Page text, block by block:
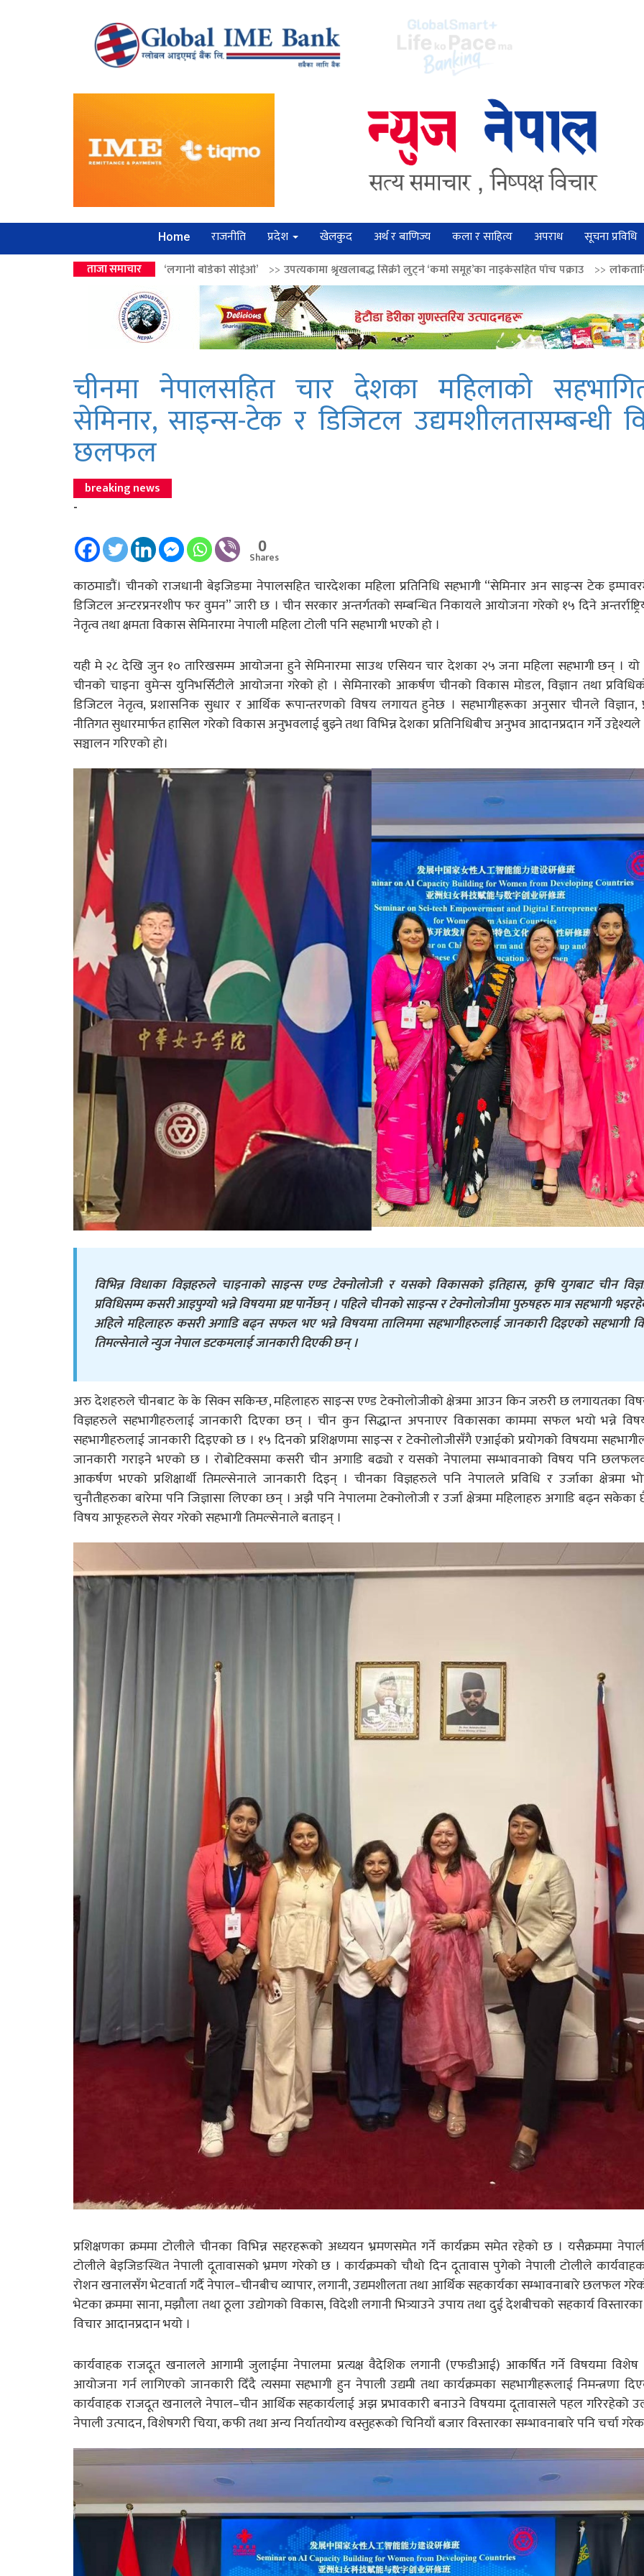
Home राजनीति प्रदेश खेलकुद अर्थ र बाणिज्य कला र साहित्य अपराध सूचना प्रविधि
ताजा समाचार
‘लगानी बोर्डको सीईओ’ >> उपत्यकामा श्रृंखलाबद्ध सिक्री लुट्ने ‘कर्मा समूह’का नाइकेसहित पाँच पक्राउ >>लोकतान्त्रिक मूल्य सुदृढ बनाउन अग्रज
चीनमा नेपालसहित चार देशका महिलाको
सेमिनार, साइन्स-टेक र डिजिटल उद्यमशीलतासम्बन्धी
छलफल
breaking news
-
0
Shares
काठमाडौं। चीनको राजधानी बेइजिङमा नेपालसहित चारदेशका महिला प्रतिनिधि सहभागी “सेमिनार अन साइन्स टेक
डिजिटल अन्टरप्रनरशीप फर वुमन” जारी छ । चीन सरकार अन्तर्गतको सम्बन्धित निकायले आयोजना गरेको १५ दिने
नेतृत्व तथा क्षमता विकास सेमिनारमा नेपाली महिला टोली पनि सहभागी भएको हो ।
यही मे २८ देखि जुन १० तारिखसम्म आयोजना हुने सेमिनारमा साउथ एसियन चार देशका २५ जना महिला सहभागी छन् । यो
चीनको चाइना वुमेन्स युनिभर्सिटीले आयोजना गरेको हो । सेमिनारको आकर्षण चीनको विकास मोडल, विज्ञान तथा
डिजिटल नेतृत्व, प्रशासनिक सुधार र आर्थिक रूपान्तरणको विषय लगायत हुनेछ । सहभागीहरूका अनुसार चीनले विज्ञान,
नीतिगत सुधारमार्फत हासिल गरेको विकास अनुभवलाई बुझ्ने तथा विभिन्न देशका प्रतिनिधिबीच अनुभव आदानप्रदान गर्ने उद्देश्यले
सञ्चालन गरिएको हो।
विभिन्न विधाका विज्ञहरुले चाइनाको साइन्स एण्ड टेक्नोलोजी र यसको विकासको इतिहास, कृषि युगबाट चीन
प्रविधिसम्म कसरी आइपुग्यो भन्ने विषयमा प्रष्ट पार्नेछन् । पहिले चीनको साइन्स र टेक्नोलोजीमा पुरुषहरु मात्र सहभागी
अहिले महिलाहरु कसरी अगाडि बढ्न सफल भए भन्ने विषयमा तालिममा सहभागीहरुलाई जानकारी दिइएको सहभागी
तिमल्सेनाले न्युज नेपाल डटकमलाई जानकारी दिएकी छन् ।
अरु देशहरुले चीनबाट के के सिक्न सकिन्छ, महिलाहरु साइन्स एण्ड टेक्नोलोजीको क्षेत्रमा आउन किन जरुरी छ लगायतका
विज्ञहरुले सहभागीहरुलाई जानकारी दिएका छन् । चीन कुन सिद्धान्त अपनाएर विकासका काममा सफल भयो भन्ने
सहभागीहरुलाई जानकारी दिइएको छ । १५ दिनको प्रशिक्षणमा साइन्स र टेक्नोलोजीसँगै एआईको प्रयोगको विषयमा
जानकारी गराइने भएको छ । रोबोटिक्समा कसरी चीन अगाडि बढ्यो र यसको नेपालमा सम्भावनाको विषय पनि
आकर्षण भएको प्रशिक्षार्थी तिमल्सेनाले जानकारी दिइन् । चीनका विज्ञहरुले पनि नेपालले प्रविधि र उर्जाका क्षेत्रमा
चुनौतीहरुका बारेमा पनि जिज्ञासा लिएका छन् । अझै पनि नेपालमा टेक्नोलोजी र उर्जा क्षेत्रमा महिलाहरु अगाडि बढ्न सकेका
विषय आफूहरुले सेयर गरेको सहभागी तिमल्सेनाले बताइन् ।
प्रशिक्षणका क्रममा टोलीले चीनका विभिन्न सहरहरूको अध्ययन भ्रमणसमेत गर्ने कार्यक्रम समेत रहेको छ । यसैक्रममा
टोलीले बेइजिङस्थित नेपाली दूतावासको भ्रमण गरेको छ । कार्यक्रमको चौथो दिन दूतावास पुगेको नेपाली टोलीले
रोशन खनालसँग भेटवार्ता गर्दै नेपाल–चीनबीच व्यापार, लगानी, उद्यमशीलता तथा आर्थिक सहकार्यका सम्भावनाबारे छलफल
भेटका क्रममा साना, मझौला तथा ठूला उद्योगको विकास, विदेशी लगानी भित्र्याउने उपाय तथा दुई देशबीचको सहकार्य
विचार आदानप्रदान भयो ।
कार्यवाहक राजदूत खनालले आगामी जुलाईमा नेपालमा प्रत्यक्ष वैदेशिक लगानी (एफडीआई) आकर्षित गर्ने विषयमा विशेष
आयोजना गर्न लागिएको जानकारी दिँदै त्यसमा सहभागी हुन नेपाली उद्यमी तथा कार्यक्रमका सहभागीहरूलाई निमन्त्रणा
कार्यवाहक राजदूत खनालले नेपाल–चीन आर्थिक सहकार्यलाई अझ प्रभावकारी बनाउने विषयमा दूतावासले पहल गरिरहेको
नेपाली उत्पादन, विशेषगरी चिया, कफी तथा अन्य निर्यातयोग्य वस्तुहरूको चिनियाँ बजार विस्तारका सम्भावनाबारे पनि चर्चा